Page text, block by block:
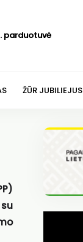
parduotuvė
ŽŪR JUBILIEJUS